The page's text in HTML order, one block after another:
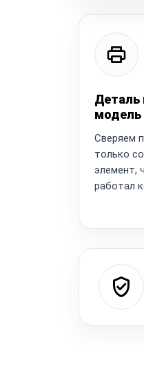
Деталь
модель
Сверяем
только
элемент,
работал